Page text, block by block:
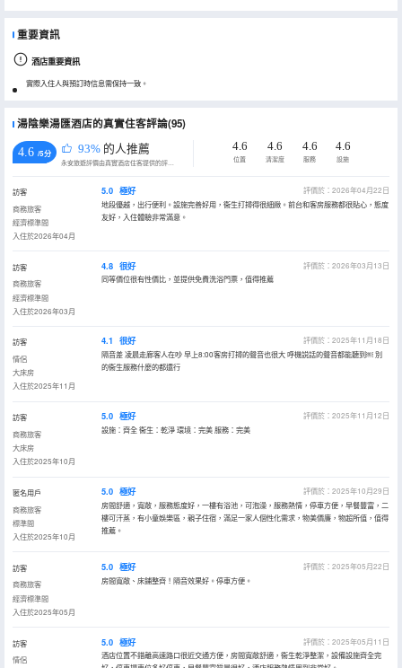
重要資訊
酒店重要資訊
實際入住人與預訂時信息需保持一致。
湯陰樂湯匯酒店的真實住客評論(95)
4.6 /5分 93% 的人推薦
永安旅遊評價由真實酒店住客提供的評價。
4.6
位置
4.6
清潔度
4.6
服務
4.6
設施
訪客
商務旅客
經濟標準間
入住於2026年04月
5.0 極好
評價於：2026年04月22日
地段優越，出行便利。設施完善好用，衞生打掃得很細緻。前台和客房服務都很貼心，態度
友好，入住體驗非常滿意。
訪客
商務旅客
經濟標準間
入住於2026年03月
4.8 很好
評價於：2026年03月13日
同等價位很有性價比，並提供免費洗浴門票，值得推薦
訪客
情侶
大床房
入住於2025年11月
4.1 很好
評價於：2025年11月18日
隔音差 凌晨走廊客人在吵 早上8:00客房打掃的聲音也很大 呼機説話的聲音都能聽到￼ 別
的衞生服務什麼的都還行
訪客
商務旅客
大床房
入住於2025年10月
5.0 極好
評價於：2025年11月12日
設施：齊全 衞生：乾淨 環境：完美 服務：完美
匿名用戶
商務旅客
標準間
入住於2025年10月
5.0 極好
評價於：2025年10月29日
房間舒適，寬敞，服務態度好，一樓有浴池，可泡澡，服務熱情，停車方便，早餐豐富，二
樓可汗蒸，有小童娛樂區，親子住宿，滿足一家人個性化需求，物美價廉，物超所值，值得
推薦。
訪客
商務旅客
經濟標準間
入住於2025年05月
5.0 極好
評價於：2025年05月22日
房間寬敞、床鋪整齊！隔音效果好。停車方便。
訪客
情侶
5.0 極好
評價於：2025年05月11日
酒店位置不錯離高速路口很近交通方便，房間寬敞舒適，衞生乾淨整潔，設備設施齊全完